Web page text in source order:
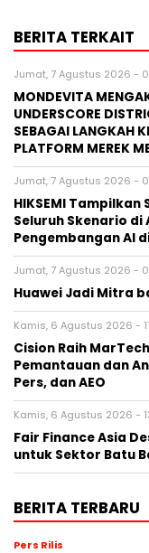
BERITA TERKAIT
Jumat, 7 Agustus 2026 -
MONDEVITA
UNDERSCORE
SEBAGAI LANGKAH
PLATFORM MEREK
Jumat, 7 Agustus 2026 -
HIKSEMI
Seluruh Skenario di
Pengembangan AI
Jumat, 7 Agustus 2026 -
Huawei Jadi Mitra
Kamis, 6 Agustus 2026 -
Cision Raih
Pemantauan dan
Pers, dan AEO
Kamis, 6 Agustus 2026 -
Fair Finance Asia
untuk Sektor Batu
BERITA TERBARU
Pers Rilis